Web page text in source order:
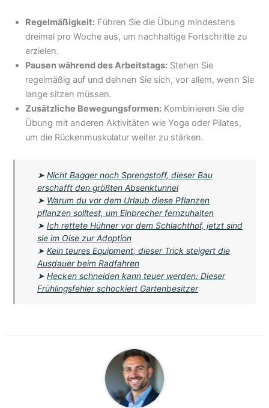
Regelmäßigkeit: Führen Sie die Übung mindestens
dreimal pro Woche aus, um nachhaltige Fortschritte zu
erzielen.
Pausen während des Arbeitstags: Stehen Sie
regelmäßig auf und dehnen Sie sich, vor allem, wenn Sie
lange sitzen müssen.
Zusätzliche Bewegungsformen: Kombinieren Sie die
Übung mit anderen Aktivitäten wie Yoga oder Pilates,
um die Rückenmuskulatur weiter zu stärken.
➤Nicht Bagger noch Sprengstoff, dieser Bau
erschafft den größten Absenktunnel
➤ Warum du vor dem Urlaub diese Pflanzen
pflanzen solltest, um Einbrecher fernzuhalten
➤Ich rettete Hühner vor dem Schlachthof, jetzt sind
sie im Oise zur Adoption
➤Kein teures Equipment, dieser Trick steigert die
Ausdauer beim Radfahren
➤Hecken schneiden kann teuer werden: Dieser
Frühlingsfehler schockiert Gartenbesitzer